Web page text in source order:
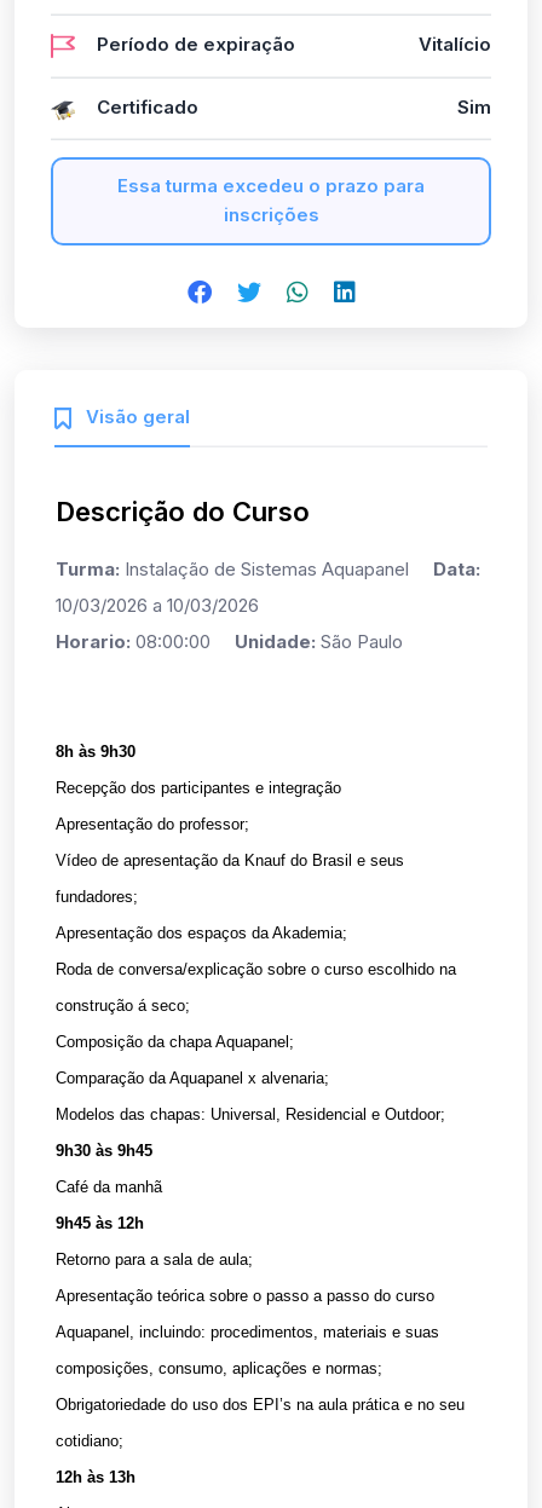
Visão geral
Descrição do Curso
Turma: Instalação de Sistemas Aquapanel Data:
10/03/2026 a 10/03/2026
Horario: 08:00:00 Unidade: São Paulo
8h às 9h30
Recepção dos participantes e integração
Apresentação do professor;
Vídeo de apresentação da Knauf do Brasil e seus
fundadores;
Apresentação dos espaços da Akademia;
Roda de conversa/explicação sobre o curso escolhido na
construção á seco;
Composição da chapa Aquapanel;
Comparação da Aquapanel x alvenaria;
Modelos das chapas: Universal, Residencial e Outdoor;
9h30 às 9h45
Café da manhã
9h45 às 12h
Retorno para a sala de aula;
Apresentação teórica sobre o passo a passo do curso
Aquapanel, incluindo: procedimentos, materiais e suas
composições, consumo, aplicações e normas;
Obrigatoriedade do uso dos EPI’s na aula prática e no seu
cotidiano;
12h às 13h
Período de expiração Vitalício
Certificado Sim
Essa turma excedeu o prazo para
inscrições